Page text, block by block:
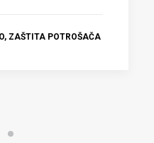
, ZAŠTITA POTROŠAČA